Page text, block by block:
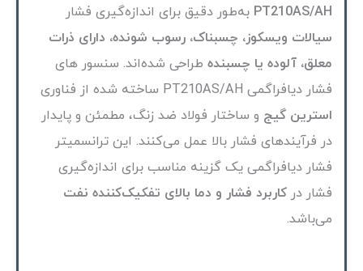
PT210AS/AH به‌طور دقیق برای اندازه‌گیری فشار
سیالات ویسکوز، چسبناک، رسوب شونده، دارای ذرات
معلق، آلوده یا چسبنده طراحی شده‌اند. سنسور های
فشار دیافراگمی PT210AS/AH ساخته شده از فناوری
استرین گیج و ساختار فولاد ضد زنگ، مطمئن و پایدار
در فرآیندهای فشار بالا عمل می‌کنند. این ترانسمیتر
فشار دیافراگمی یک گزینه مناسب برای اندازه‌گیری
فشار در کاربرد فشار و دما بالای تفکیک‌کننده نفت
می‌باشد.